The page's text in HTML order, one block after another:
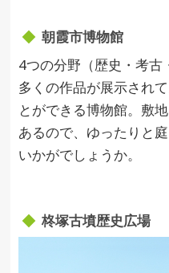
朝霞市博物館
4つの分野（歴史・考古
多くの作品が展示され
とができる博物館。敷
あるので、ゆったりと
いかがでしょうか。
柊塚古墳歴史広場